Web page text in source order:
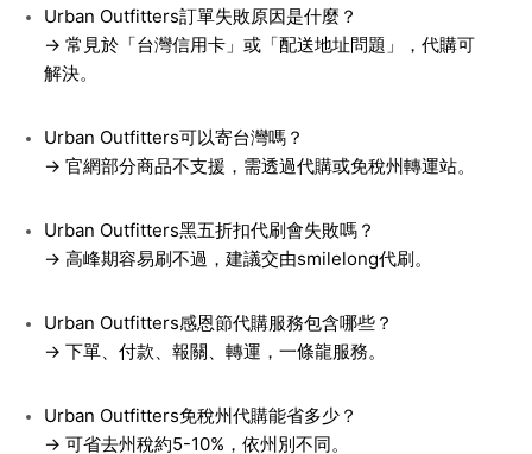
Urban Outfitters訂單失敗原因是什麼？
→ 常見於「台灣信用卡」或「配送地址問題」，代購可
解決。
Urban Outfitters可以寄台灣嗎？
→ 官網部分商品不支援，需透過代購或免稅州轉運站。
Urban Outfitters黑五折扣代刷會失敗嗎？
→ 高峰期容易刷不過，建議交由smilelong代刷。
Urban Outfitters感恩節代購服務包含哪些？
→ 下單、付款、報關、轉運，一條龍服務。
Urban Outfitters免稅州代購能省多少？
→ 可省去州稅約5-10%，依州別不同。